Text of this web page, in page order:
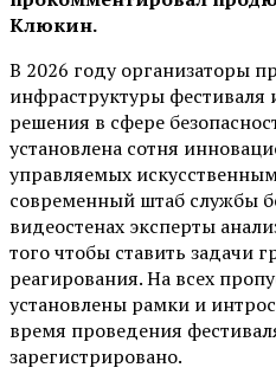
Клюкин.
В 2026 году организаторы
инфраструктуры
решения в сфере
установлена сотня
управляемых
современный штаб службы
видеостенах эксперты
того чтобы ставить задачи
реагирования. На всех
установлены рамки и
время проведения
зарегистрировано.